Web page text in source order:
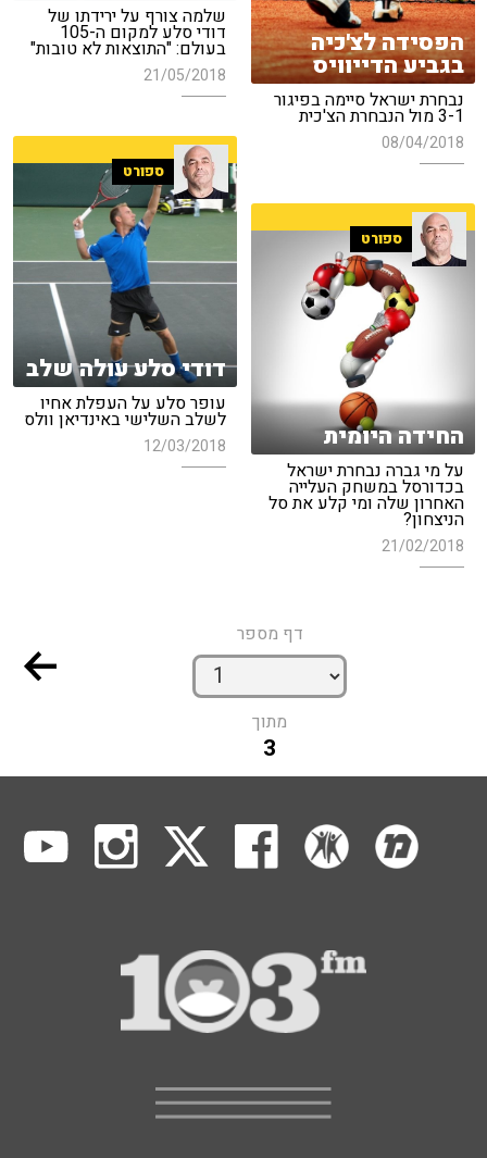
שלמה צורף על ירידתו של
דודי סלע למקום ה-105
בעולם: "התוצאות לא טובות"
21/05/2018
הפסידה לצ'כיה
בגביע הדייוויס
נבחרת ישראל סיימה בפיגור
3-1 מול הנבחרת הצ'כית
08/04/2018
ספורט
דודי סלע עולה שלב
עופר סלע על העפלת אחיו
לשלב השלישי באינדיאן וולס
12/03/2018
ספורט
החידה היומית
על מי גברה נבחרת ישראל
בכדורסל במשחק העלייה
האחרון שלה ומי קלע את סל
הניצחון?
21/02/2018
דף מספר
מתוך
3